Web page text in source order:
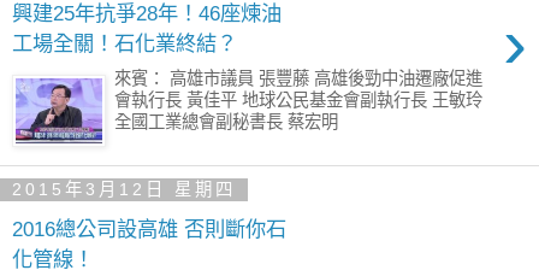
興建25年抗爭28年！46座煉油
工場全關！石化業終結？
›
來賓： 高雄市議員 張豐藤 高雄後勁中油遷廠促進
會執行長 黃佳平 地球公民基金會副執行長 王敏玲
全國工業總會副秘書長 蔡宏明
2015年3月12日 星期四
2016總公司設高雄 否則斷你石
化管線！